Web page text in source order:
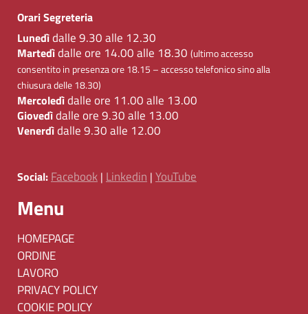
Orari Segreteria
Lunedìdalle 9.30 alle 12.30
Martedìdalle ore 14.00 alle 18.30 (ultimo accesso
consentito in presenza ore 18.15 – accesso telefonico sino alla
chiusura delle 18.30)
Mercoledìdalle ore 11.00 alle 13.00
Giovedìdalle ore 9.30 alle 13.00
Venerdìdalle 9.30 alle 12.00
Social: Facebook | Linkedin | YouTube
Menu
HOMEPAGE
ORDINE
LAVORO
PRIVACY POLICY
COOKIE POLICY